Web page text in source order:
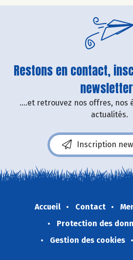
Restons en contact,
....et retrouvez nos offres, nos
actualités.
Inscription
Accueil Contact
Protection des
Gestion des cookies